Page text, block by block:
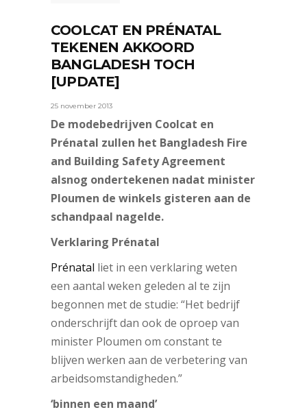
COOLCAT EN PRÉNATAL
TEKENEN AKKOORD
BANGLADESH TOCH
[UPDATE]
25 november 2013
De modebedrijven Coolcat en
Prénatal zullen het Bangladesh Fire
and Building Safety Agreement
alsnog ondertekenen nadat minister
Ploumen de winkels gisteren aan de
schandpaal nagelde.
Verklaring Prénatal
Prénatal liet in een verklaring weten
een aantal weken geleden al te zijn
begonnen met de studie: “Het bedrijf
onderschrijft dan ook de oproep van
minister Ploumen om constant te
blijven werken aan de verbetering van
arbeidsomstandigheden.”
‘binnen een maand’